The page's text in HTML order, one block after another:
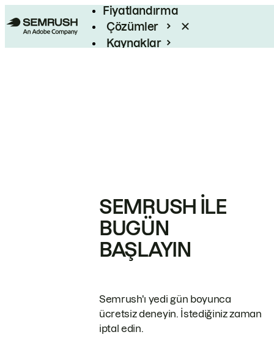
Fiyatlandırma
Çözümler
Kaynaklar
SEMRUSH ILE
BUGÜN
BAŞLAYIN
Semrush'ı yedi gün boyunca
ücretsiz deneyin. İstediğiniz zaman
iptal edin.